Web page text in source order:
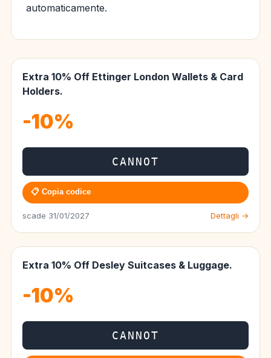
automaticamente.
Extra 10% Off Ettinger London Wallets & Card
Holders.
-10%
CANNOT
📋 Copia codice
scade 31/01/2027 Dettagli →
Extra 10% Off Desley Suitcases & Luggage.
-10%
CANNOT